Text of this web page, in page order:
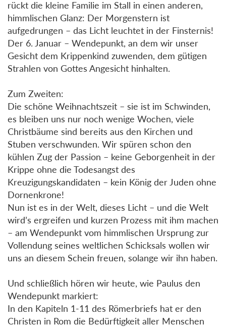
rückt die kleine Familie im Stall in einen anderen,
himmlischen Glanz: Der Morgenstern ist
aufgedrungen – das Licht leuchtet in der Finsternis!
Der 6. Januar – Wendepunkt, an dem wir unser
Gesicht dem Krippenkind zuwenden, dem gütigen
Strahlen von Gottes Angesicht hinhalten.
Zum Zweiten:
Die schöne Weihnachtszeit – sie ist im Schwinden,
es bleiben uns nur noch wenige Wochen, viele
Christbäume sind bereits aus den Kirchen und
Stuben verschwunden. Wir spüren schon den
kühlen Zug der Passion – keine Geborgenheit in der
Krippe ohne die Todesangst des
Kreuzigungskandidaten – kein König der Juden ohne
Dornenkrone!
Nun ist es in der Welt, dieses Licht – und die Welt
wird’s ergreifen und kurzen Prozess mit ihm machen
– am Wendepunkt vom himmlischen Ursprung zur
Vollendung seines weltlichen Schicksals wollen wir
uns an diesem Schein freuen, solange wir ihn haben.
Und schließlich hören wir heute, wie Paulus den
Wendepunkt markiert:
In den Kapiteln 1-11 des Römerbriefs hat er den
Christen in Rom die Bedürftigkeit aller Menschen